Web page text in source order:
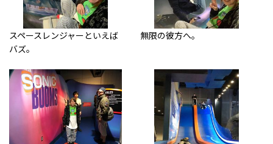
スペースレンジャーといえば
バズ。
無限の彼方へ。